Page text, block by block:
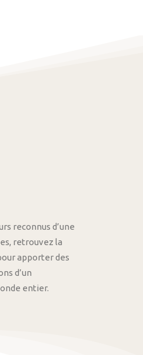
reconnus d’une
retrouvez la
apporter des
d’un
entier.